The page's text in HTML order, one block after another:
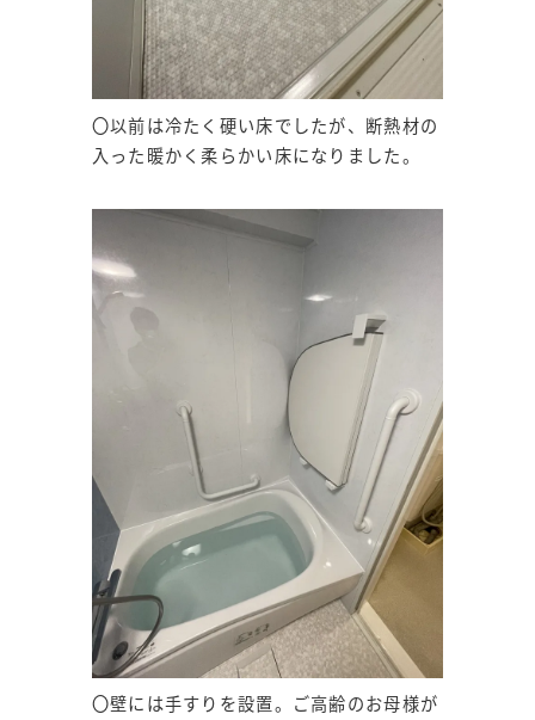
〇以前は冷たく硬い床でしたが、断熱材の
入った暖かく柔らかい床になりました。
〇壁には手すりを設置。ご高齢のお母様が